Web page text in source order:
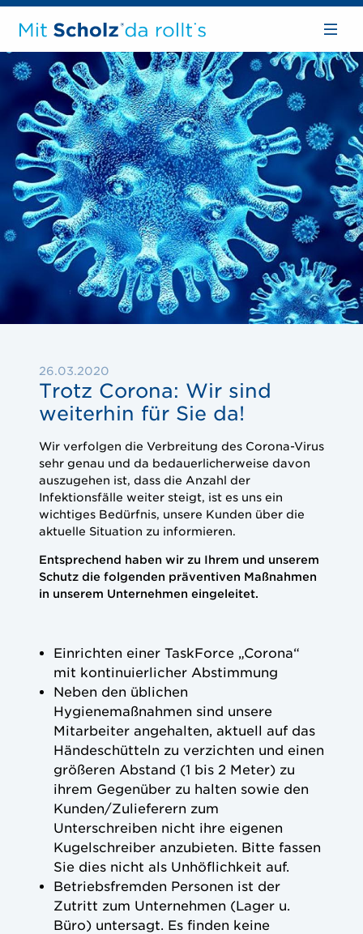
26.03.2020
Trotz Corona: Wir sind
weiterhin für Sie da!
Wir verfolgen die Verbreitung des Corona-Virus
sehr genau und da bedauerlicherweise davon
auszugehen ist, dass die Anzahl der
Infektionsfälle weiter steigt, ist es uns ein
wichtiges Bedürfnis, unsere Kunden über die
aktuelle Situation zu informieren.
Entsprechend haben wir zu Ihrem und unserem
Schutz die folgenden präventiven Maßnahmen
in unserem Unternehmen eingeleitet.
Einrichten einer TaskForce „Corona“
mit kontinuierlicher Abstimmung
Neben den üblichen
Hygienemaßnahmen sind unsere
Mitarbeiter angehalten, aktuell auf das
Händeschütteln zu verzichten und einen
größeren Abstand (1 bis 2 Meter) zu
ihrem Gegenüber zu halten sowie den
Kunden/Zulieferern zum
Unterschreiben nicht ihre eigenen
Kugelschreiber anzubieten. Bitte fassen
Sie dies nicht als Unhöflichkeit auf.
Betriebsfremden Personen ist der
Zutritt zum Unternehmen (Lager u.
Büro) untersagt. Es finden keine